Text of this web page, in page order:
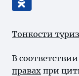
Тонкости
В
правах при